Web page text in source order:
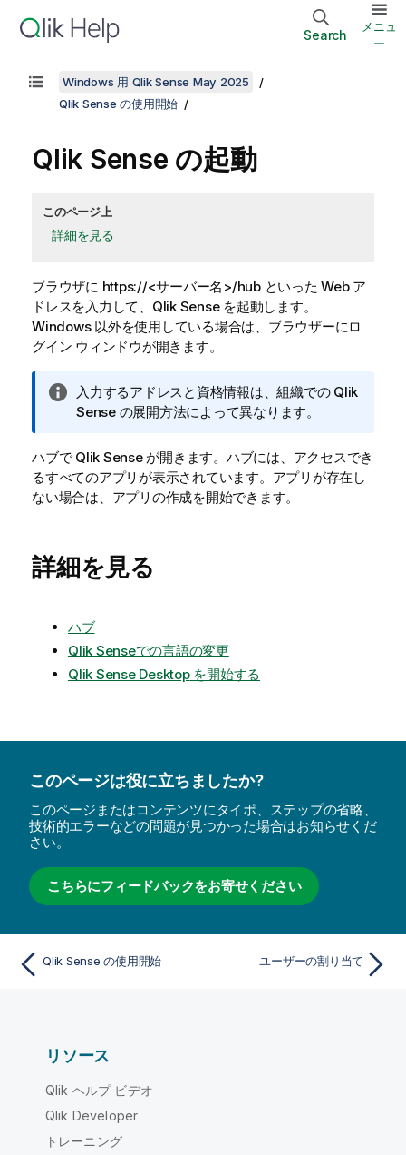
Search
メニュ
ー
Windows 用 Qlik Sense May 2025
Qlik Sense の使用開始
Qlik Sense の起動
このページ上
詳細を見る
ブラウザに https://<サーバー名>/hub といった Web ア
ドレスを入力して、 Qlik Senseを起動します。
Windows 以外を使用している場合は、ブラウザーにロ
グイン ウィンドウが開きます。
情
報
モ
入力するアドレスと資格情報は、組織での Qlik
Senseの展開方法によって異なります。
ハブで Qlik Senseが開きます。ハブには、アクセスでき
るすべてのアプリが表示されています。アプリが存在し
ない場合は、アプリの作成を開始できます。
詳細を見る
ハブ
Qlik Senseでの言語の変更
Qlik Sense Desktopを開始する
このページは役に立ちましたか?
このページまたはコンテンツにタイポ、ステップの省略、
技術的エラーなどの問題が見つかった場合はお知らせくだ
さい。
こちらにフィードバックをお寄せください
Qlik Sense の使用開始 ユーザーの割り当て
リソース
Qlik ヘルプ ビデオ
Qlik Developer
トレーニング